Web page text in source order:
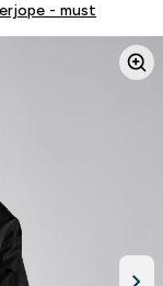
- must